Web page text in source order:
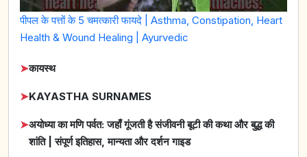
पीपल के पत्तों के 5 चमत्कारी फायदे | Asthma, Constipation, Heart
Health & Wound Healing | Ayurvedic
➤कायस्थ
➤KAYASTHA SURNAMES
➤अयोध्या का मणि पर्वत: जहाँ गूंजती है संजीवनी बूटी की कथा और बुद्ध की
शांति | संपूर्ण इतिहास, मान्यता और दर्शन गाइड